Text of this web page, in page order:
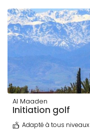
Al Maaden
Initiation golf
Adapté à tous niveaux